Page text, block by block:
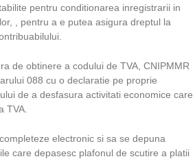
pentru conditionarea inregistrarii in
, pentru a e putea asigura dreptul la
de obtinere a codului de TVA, CNIPMMR
088 cu o declaratie pe proprie
de a desfasura activitati economice care
TVA.
electronic si sa se depuna
care depasesc plafonul de scutire a platii